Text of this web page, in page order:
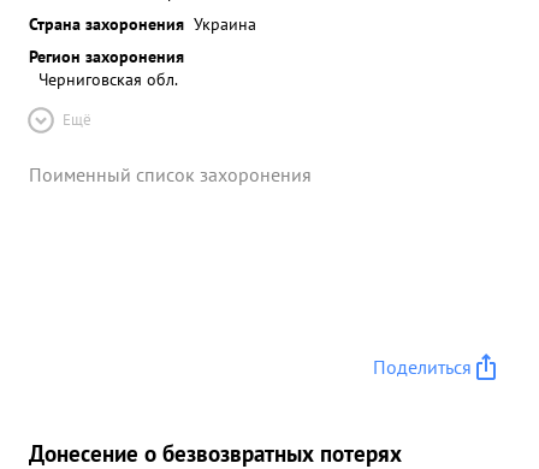
Страна захоронения Украина
Регион захоронения
Черниговская обл.
Ещё
Поименный список захоронения
Поделиться
Донесение о безвозвратных потерях